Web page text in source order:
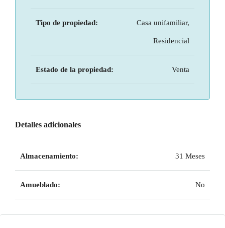
Tipo de propiedad: Casa unifamiliar,
Residencial
Estado de la propiedad: Venta
Detalles adicionales
Almacenamiento: 31 Meses
Amueblado: No